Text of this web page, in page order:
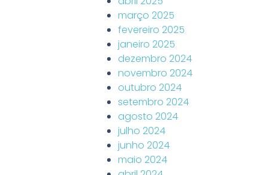
março 2025
fevereiro 2025
janeiro 2025
dezembro 2024
novembro 2024
outubro 2024
setembro 2024
agosto 2024
julho 2024
junho 2024
maio 2024